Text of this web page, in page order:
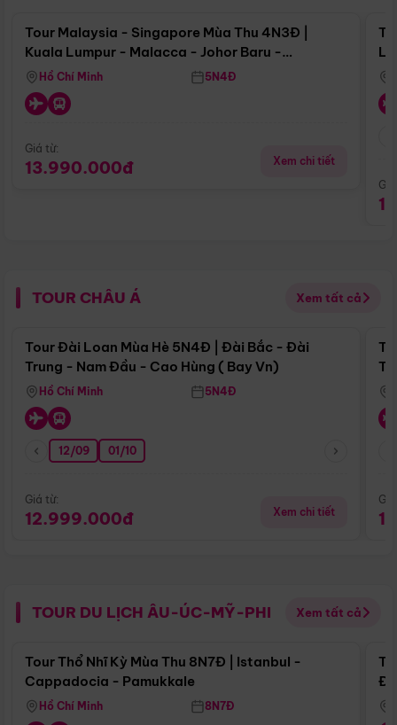
Tour Malaysia - Singapore Mùa Thu 4N3Đ |
Kuala Lumpur - Malacca - Johor Baru -
Singapore
Hồ Chí Minh 5N4Đ
Giá từ:
13.990.000đ Xem chi tiết
TOUR CHÂU Á Xem tất cả
Điểm nổi bật
Tour Đài Loan Mùa Hè 5N4Đ | Đài Bắc - Đài
Trung - Nam Đầu - Cao Hùng ( Bay Vn)
Hồ Chí Minh 5N4Đ
12/09 01/10
Giá từ:
12.999.000đ Xem chi tiết
TOUR DU LỊCH ÂU-ÚC-MỸ-PHI Xem tất cả
Điểm nổi bật
Tour Thổ Nhĩ Kỳ Mùa Thu 8N7Đ | Istanbul -
Cappadocia - Pamukkale
Hồ Chí Minh 8N7Đ